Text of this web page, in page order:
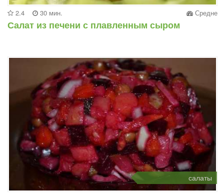
2.4 30 мин. Средне
Салат из печени с плавленным сыром
салаты